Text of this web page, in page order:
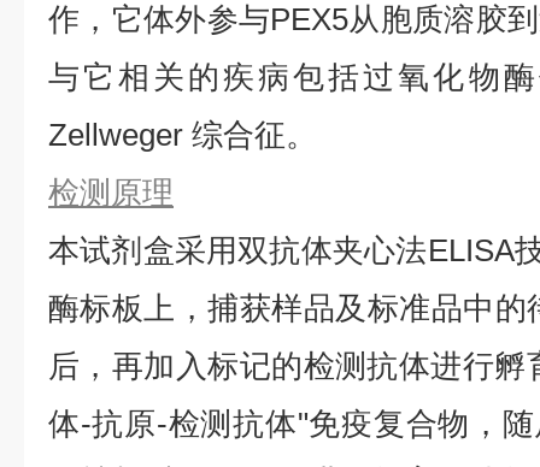
作，它体外参与PEX5从胞质溶胶
与它相关的疾病包括过氧化物
Zellweger 综合征。
检测原理
本试剂盒采用双抗体夹心法ELISA
酶标板上，捕获样品及标准品中的
后，再加入标记的检测抗体进行孵
体-抗原-检测抗体"免疫复合物，